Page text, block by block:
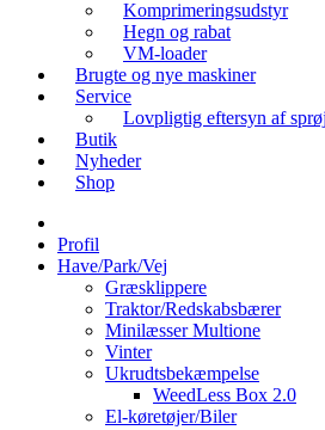
Komprimeringsudstyr
Hegn og rabat
VM-loader
Brugte og nye maskiner
Service
Lovpligtig eftersyn af
Butik
Nyheder
Shop
Profil
Have/Park/Vej
Græsklippere
Traktor/Redskabsbærer
Minilæsser Multione
Vinter
Ukrudtsbekæmpelse
WeedLess Box 2.0
El-køretøjer/Biler